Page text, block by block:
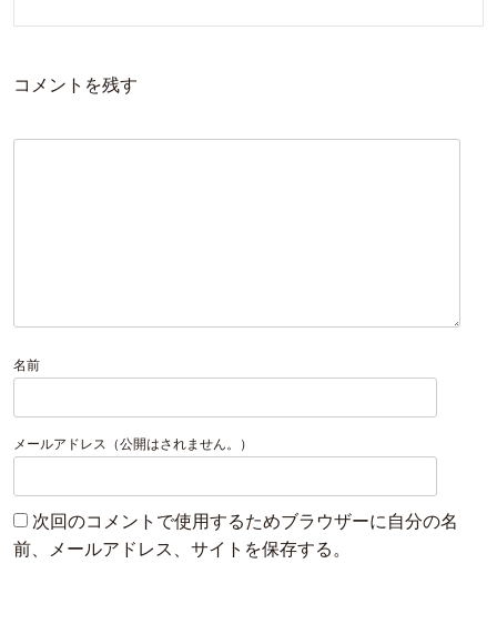
コメントを残す
名前
メールアドレス（公開はされません。）
次回のコメントで使用するためブラウザーに自分の名
前、メールアドレス、サイトを保存する。